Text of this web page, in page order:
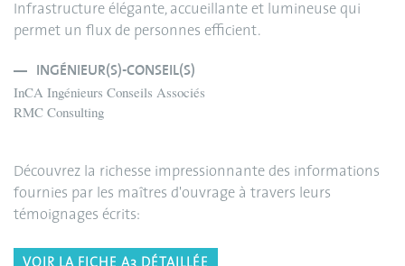
Infrastructure élégante, accueillante et lumineuse qui
permet un flux de personnes efficient.
INGÉNIEUR(S)-CONSEIL(S)
InCA Ingénieurs Conseils Associés
RMC Consulting
Découvrez la richesse impressionnante des informations
fournies par les maîtres d'ouvrage à travers leurs
témoignages écrits: